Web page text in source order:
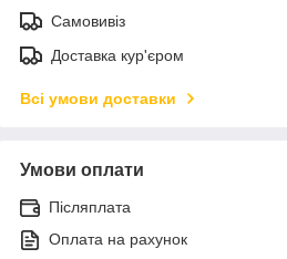
Самовивіз
Доставка кур'єром
Всі умови доставки
Умови оплати
Післяплата
Оплата на рахунок